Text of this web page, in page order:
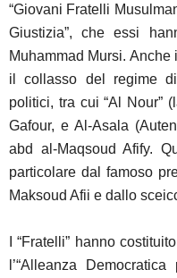
“Giovani Fratelli
Giustizia”, che essi
Muhammad Mursi.
il collasso del regime
politici, tra cui “Al Nour”
Gafour, e Al-Asala
abd al-Maqsoud Afify.
particolare dal famoso
Maksoud Afii e dallo
I “Fratelli” hanno
l’“Alleanza